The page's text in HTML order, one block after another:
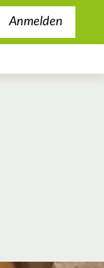
Anmelden